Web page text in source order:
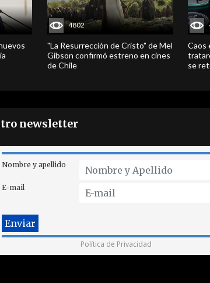
4802
"La Resurrección de Cristo" de Mel
Gibson confirmó estreno en cines
de Chile
Caos
se
newsletter
Nombre y apellido
E-mail
Política de Privacidad